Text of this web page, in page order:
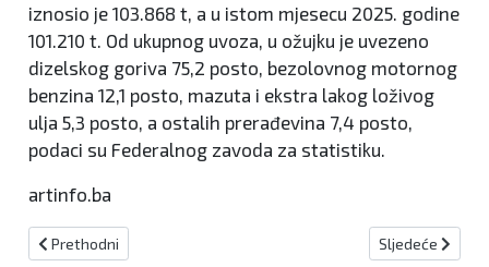
iznosio je 103.868 t, a u istom mjesecu 2025. godine
101.210 t. Od ukupnog uvoza, u ožujku je uvezeno
dizelskog goriva 75,2 posto, bezolovnog motornog
benzina 12,1 posto, mazuta i ekstra lakog loživog
ulja 5,3 posto, a ostalih prerađevina 7,4 posto,
podaci su Federalnog zavoda za statistiku.
artinfo.ba
Prethodni članak: Stvorene ključne pretpostavke za usvajanje
Prethodni Sljedeći članak:
Sljedeće